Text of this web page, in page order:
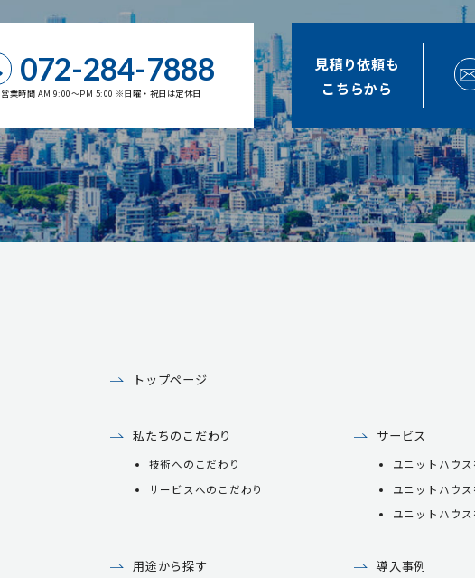
072-284-7888
営業時間 AM 9:00～PM 5:00 ※日曜・祝日は定休日
見積り依頼も
こちらから
トップページ
私たちのこだわり
技術へのこだわり
サービスへのこだわり
サービス
ユニットハウ
ユニットハウ
ユニットハウ
用途から探す 導入事例